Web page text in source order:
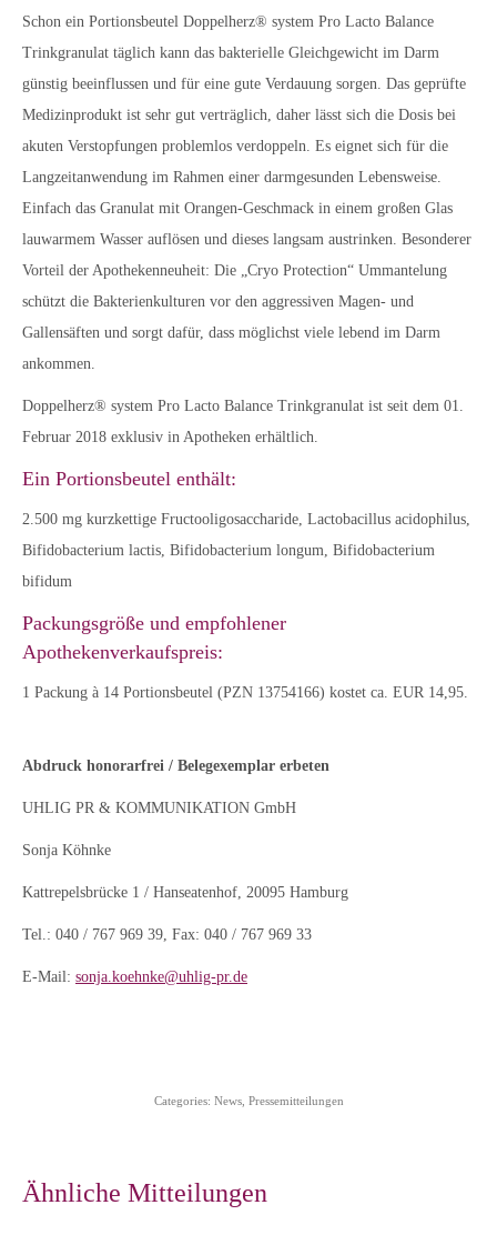
Schon ein Portionsbeutel Doppelherz® system Pro Lacto Balance
Trinkgranulat täglich kann das bakterielle Gleichgewicht im Darm
günstig beeinflussen und für eine gute Verdauung sorgen. Das geprüfte
Medizinprodukt ist sehr gut verträglich, daher lässt sich die Dosis bei
akuten Verstopfungen problemlos verdoppeln. Es eignet sich für die
Langzeitanwendung im Rahmen einer darmgesunden Lebensweise.
Einfach das Granulat mit Orangen-Geschmack in einem großen Glas
lauwarmem Wasser auflösen und dieses langsam austrinken. Besonderer
Vorteil der Apothekenneuheit: Die „Cryo Protection“ Ummantelung
schützt die Bakterienkulturen vor den aggressiven Magen- und
Gallensäften und sorgt dafür, dass möglichst viele lebend im Darm
ankommen.
Doppelherz® system Pro Lacto Balance Trinkgranulat ist seit dem 01.
Februar 2018 exklusiv in Apotheken erhältlich.
Ein Portionsbeutel enthält:
2.500 mg kurzkettige Fructooligosaccharide, Lactobacillus acidophilus,
Bifidobacterium lactis, Bifidobacterium longum, Bifidobacterium
bifidum
Packungsgröße und empfohlener
Apothekenverkaufspreis:
1 Packung à 14 Portionsbeutel (PZN 13754166) kostet ca. EUR 14,95.
Abdruck honorarfrei / Belegexemplar erbeten
UHLIG PR & KOMMUNIKATION GmbH
Sonja Köhnke
Kattrepelsbrücke 1 / Hanseatenhof, 20095 Hamburg
Tel.: 040 / 767 969 39, Fax: 040 / 767 969 33
E-Mail: sonja.koehnke@uhlig-pr.de
Categories: News, Pressemitteilungen
Ähnliche Mitteilungen